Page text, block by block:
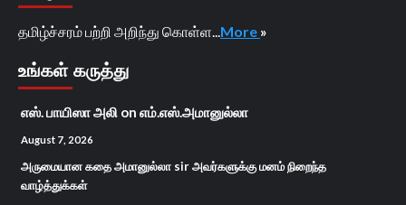
தமிழ்ச்சரம் பற்றி அறிந்து கொள்ள... More »
உங்கள் கருத்து
எஸ். பாயிஸா அலி on எம்.எஸ்.அமானுல்லா
August 7, 2026
அருமையான கதை அமானுல்லா sir அவர்களுக்கு மனம் நிறைந்த
வாழ்த்துக்கள்